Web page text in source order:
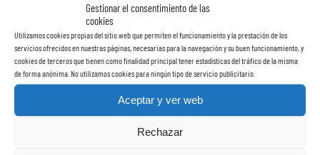
Gestionar el consentimiento de las
cookies
Utilizamos cookies propias del sitio web que permiten el funcionamiento y la prestación de los
servicios ofrecidos en nuestras páginas, necesarias para la navegación y su buen funcionamiento, y
cookies de terceros que tienen como finalidad principal tener estadísticas del tráfico de la misma
de forma anónima. No utilizamos cookies para ningún tipo de servicio publicitario.
Aceptar y ver web
Rechazar
Dirección financiera
Empresas e Internet
Exportación